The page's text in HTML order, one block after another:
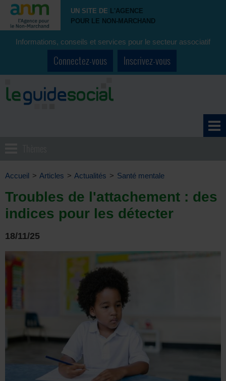
UN SITE DE L'AGENCE
POUR LE NON-MARCHAND
Informations, conseils et services pour le secteur associatif
Connectez-vous Inscrivez-vous
Accueil > Articles > Actualités > Santé mentale
Troubles de l'attachement : des
indices pour les détecter
18/11/25